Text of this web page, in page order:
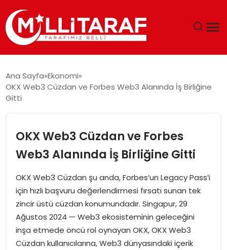
ÖZEL SAYFALAR
SIYASET
MAGAZIN
Ana Sayfa Ekonomi
OKX Web3 Cüzdan ve Forbes Web3 Alanında İş Birliğine
Gitti
OKX Web3 Cüzdan ve Forbes
Web3 Alanında İş Birliğine Gitti
OKX Web3 Cüzdan şu anda, Forbes’un Legacy Pass’i
için hızlı başvuru değerlendirmesi fırsatı sunan tek
zincir üstü cüzdan konumundadır. Singapur, 29
Ağustos 2024 — Web3 ekosisteminin geleceğini
inşa etmede öncü rol oynayan OKX, OKX Web3
Cüzdan kullanıcılarına, Web3 dünyasındaki içerik